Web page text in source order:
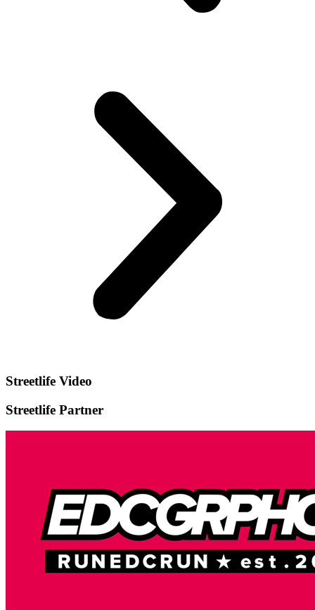
Streetlife Video
Streetlife Partner